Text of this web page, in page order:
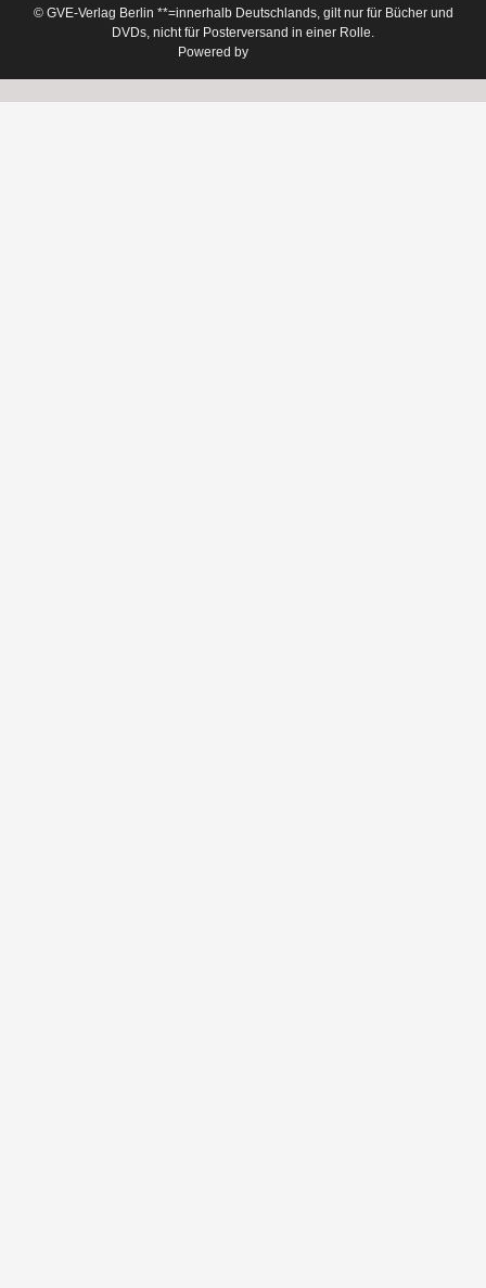
© GVE-Verlag Berlin **=innerhalb Deutschlands, gilt nur für Bücher und
DVDs, nicht für Posterversand in einer Rolle.
Powered by